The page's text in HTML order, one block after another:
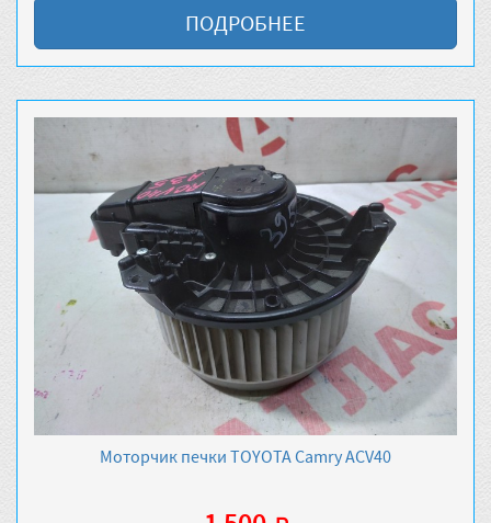
ПОДРОБНЕЕ
Моторчик печки TOYOTA Camry ACV40